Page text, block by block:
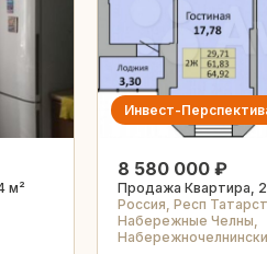
м²
Инвест-
8 580 000 ₽
Продажа Квартира,
Россия, Респ
Набережные Челны,